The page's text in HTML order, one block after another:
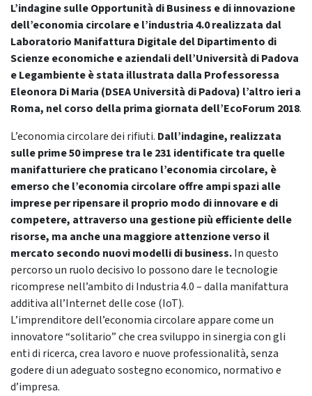
L’indagine sulle Opportunità di Business e di innovazione
dell’economia circolare e l’industria 4.0 realizzata dal
Laboratorio Manifattura Digitale del Dipartimento di
Scienze economiche e aziendali dell’Università di Padova
e Legambiente è stata illustrata dalla Professoressa
Eleonora Di Maria (DSEA Università di Padova) l’altro ieri a
Roma, nel corso della prima giornata dell’EcoForum 2018.
L’economia circolare dei rifiuti. Dall’indagine, realizzata
sulle prime 50 imprese tra le 231 identificate tra quelle
manifatturiere che praticano l’economia circolare, è
emerso che l’economia circolare offre ampi spazi alle
imprese per ripensare il proprio modo di innovare e di
competere, attraverso una gestione più efficiente delle
risorse, ma anche una maggiore attenzione verso il
mercato secondo nuovi modelli di business.In questo
percorso un ruolo decisivo lo possono dare le tecnologie
ricomprese nell’ambito di Industria 4.0 – dalla manifattura
additiva all’Internet delle cose (IoT).
L’imprenditore dell’economia circolare appare come un
innovatore “solitario” che crea sviluppo in sinergia con gli
enti di ricerca, crea lavoro e nuove professionalità, senza
godere di un adeguato sostegno economico, normativo e
d’impresa.